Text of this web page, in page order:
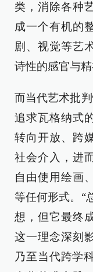
类，消除各种
成一个有机的
剧、视觉等艺
诗性的感官与精
而当代艺术批
追求瓦格纳式
转向开放、跨
社会介入，进
自由使用绘画
等任何形式。“
想，但它最终
这一理念深刻
乃至当代跨学